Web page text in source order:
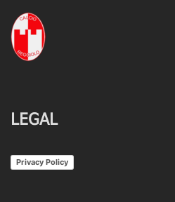
LEGAL
Privacy Policy